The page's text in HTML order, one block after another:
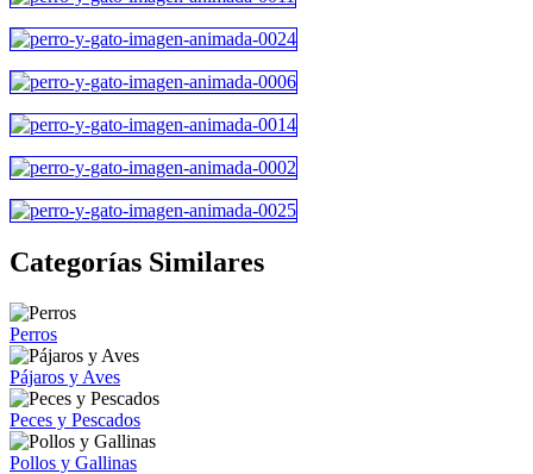
Categorías Similares
Perros
Pájaros y Aves
Peces y Pescados
Pollos y Gallinas